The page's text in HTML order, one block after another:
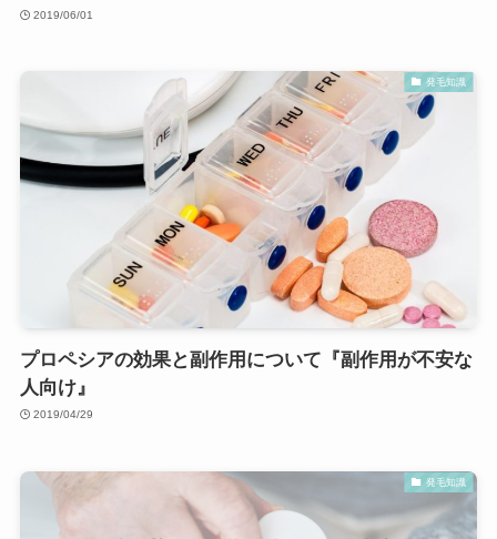
2019/06/01
発毛知識
プロペシアの効果と副作用について『副作用が不安な
人向け』
2019/04/29
発毛知識